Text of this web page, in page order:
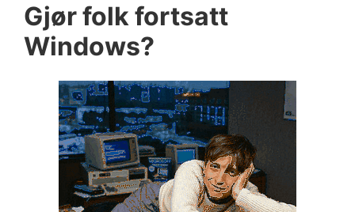
Gjør folk fortsatt
Windows?